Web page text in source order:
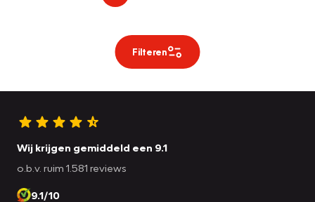
Filteren
Wij krijgen gemiddeld een 9.1
o.b.v. ruim 1.581 reviews
9.1/10